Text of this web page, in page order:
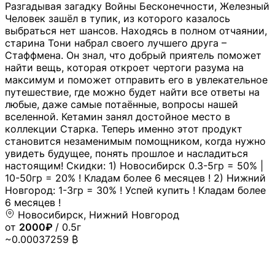
Разгадывая загадку Войны Бесконечности, Железный
Человек зашёл в тупик, из которого казалось
выбраться нет шансов. Находясь в полном отчаянии,
старина Тони набрал своего лучшего друга –
Стаффмена. Он знал, что добрый приятель поможет
найти вещь, которая откроет чертоги разума на
максимум и поможет отправить его в увлекательное
путешествие, где можно будет найти все ответы на
любые, даже самые потаённые, вопросы нашей
вселенной. Кетамин занял достойное место в
коллекции Старка. Теперь именно этот продукт
становится незаменимым помощником, когда нужно
увидеть будущее, понять прошлое и насладиться
настоящим! Скидки: 1) Новосибирск 0.3-5гр = 50% |
10-50гр = 20% ! Кладам более 6 месяцев ! 2) Нижний
Новгород: 1-3гр = 30% ! Успей купить ! Кладам более
6 месяцев !
Новосибирск, Нижний Новгород
от 2000₽ / 0.5г
~0.00037259 ₿